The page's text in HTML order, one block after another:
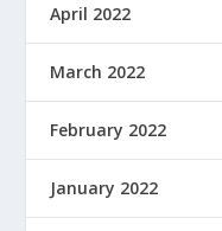
April 2022
March 2022
February 2022
January 2022